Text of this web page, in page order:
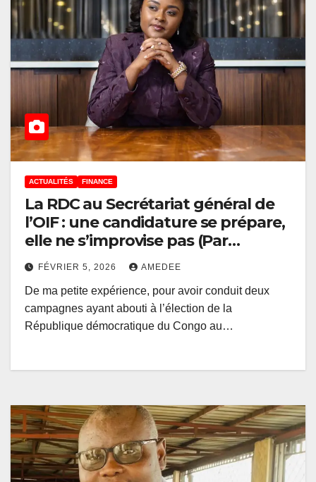
ACTUALITÉS FINANCE
La RDC au Secrétariat général de
l’OIF : une candidature se prépare,
elle ne s’improvise pas (Par
Francine Muyumba)
FÉVRIER 5, 2026 AMEDEE
De ma petite expérience, pour avoir conduit deux
campagnes ayant abouti à l’élection de la
République démocratique du Congo au…